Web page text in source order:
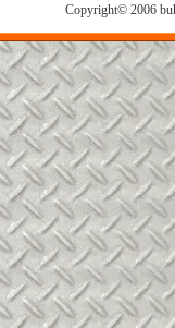
Copyright© 2006